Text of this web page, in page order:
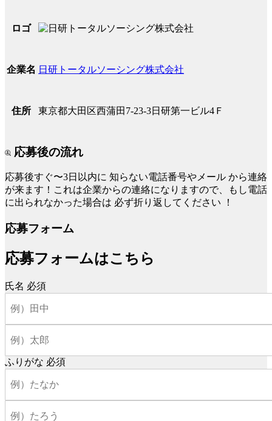
ロゴ
企業名 日研トータルソーシング株式会社
住所 東京都大田区西蒲田7-23-3日研第一ビル4Ｆ
応募後の流れ
応募後すぐ〜3日以内に 知らない電話番号やメール から連絡
が来ます！これは企業からの連絡になりますので、もし電話
に出られなかった場合は 必ず折り返してください ！
応募フォーム
応募フォームはこちら
氏名 必須
ふりがな 必須